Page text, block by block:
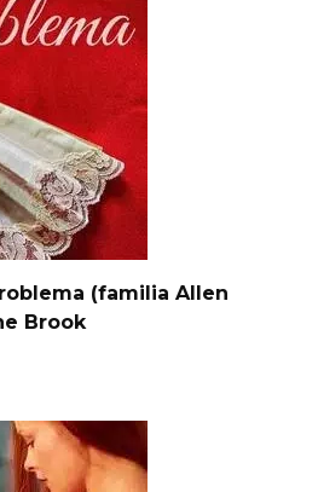
(familia Allen
Brook